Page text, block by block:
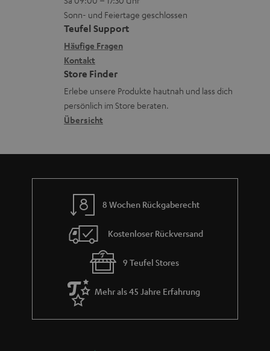
d
e
n
u
r
G
a
r
a
n
i
e
ä
t
e
R
ü
c
k
a
h
m
L
e
x
i
k
o
n
t
a
k
t
d
a
t
n
Sonn- und Feiertage geschlossen
Teufel Support
Häufige Fragen
Kontakt
Store Finder
Erlebe unsere Produkte hautnah und lass dich
persönlich im Store beraten.
Übersicht
8 Wochen Rückgaberecht
Kostenloser Rückversand
9 Teufel Stores
Mehr als 45 Jahre Erfahrung